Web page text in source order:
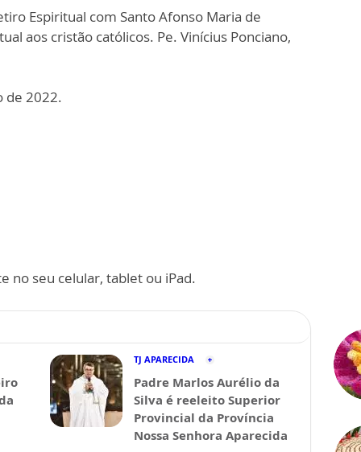
Espiritual com Santo Afonso Maria de
aos cristão católicos. Pe. Vinícius Ponciano,
de 2022.
no seu celular, tablet ou iPad.
TJ APARECIDA
Padre Marlos Aurélio da
Silva é reeleito Superior
Provincial da Província
Nossa Senhora Aparecida